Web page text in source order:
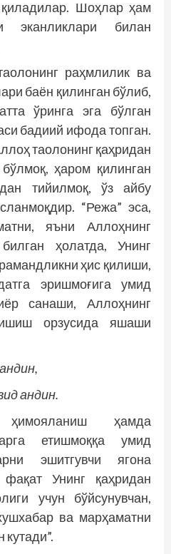
Шоҳлар ҳам
эканликлари билан
раҳмлилик ва
баён қилинган бўлиб,
ўринга эга бўлган
бадиий ифода топган.
таолонинг қаҳридан
ҳаром қилинган
тийилмоқ, ўз айбу
“Режа” эса,
яъни Аллоҳнинг
ҳолатда, Унинг
ҳис қилиши,
эришмоғига умид
санаши, Аллоҳнинг
орзусида яшаши
андин.
ҳимояланиш ҳамда
етишмоққа умид
эшитгувчи ягона
Унинг қаҳридан
учун бўйсунувчан,
ва марҳаматни